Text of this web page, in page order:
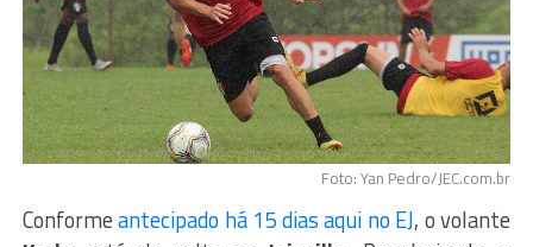
Foto: Yan Pedro/JEC.com.br
Conformeantecipado há 15 dias aqui no EJ, o volante